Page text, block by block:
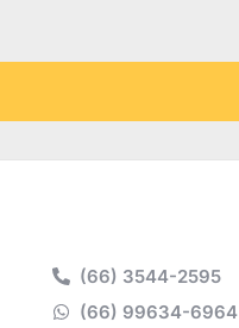
(66) 3544-2595
(66) 99634-6964